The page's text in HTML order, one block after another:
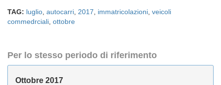
TAG: luglio autocarri 2017 immatricolazioni veicoli
commedrciali ottobre
Per lo stesso periodo di riferimento
Ottobre 2017